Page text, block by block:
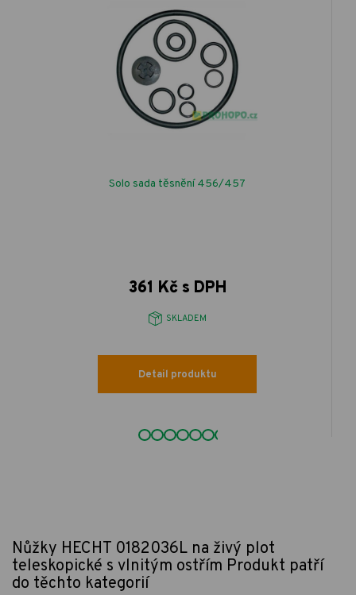
Solo sada těsnění 456/457
361 Kč s DPH
SKLADEM
Detail produktu
Nůžky HECHT 0182036L na živý plot
teleskopické s vlnitým ostřím Produkt patří
do těchto kategorií